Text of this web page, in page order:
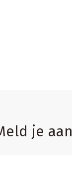
je